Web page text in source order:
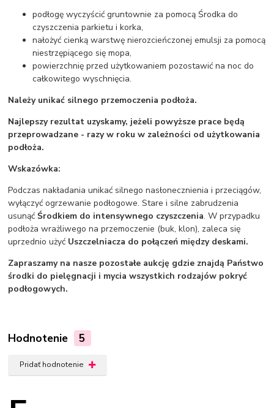
podłogę wyczyścić gruntownie za pomocą Środka do
czyszczenia parkietu i korka,
nałożyć cienką warstwę nierozcieńczonej emulsji za pomocą
niestrzępiącego się mopa,
powierzchnię przed użytkowaniem pozostawić na noc do
całkowitego wyschnięcia.
Należy unikać silnego przemoczenia podłoża.
Najlepszy rezultat uzyskamy, jeżeli powyższe prace będą
przeprowadzane - razy w roku w zależności od użytkowania
podłoża.
Wskazówka:
Podczas nakładania unikać silnego nasłonecznienia i przeciągów,
wyłączyć ogrzewanie podłogowe. Stare i silne zabrudzenia
usunąćŚrodkiem do intensywnego czyszczenia. W przypadku
podłoża wrażliwego na przemoczenie (buk, klon), zaleca się
uprzednio użyć Uszczelniacza do połączeń między deskami.
Zapraszamy na nasze pozostałe aukcję gdzie znajdą Państwo
środki do pielęgnacji i mycia wszystkich rodzajów pokryć
podłogowych.
Hodnotenie 5
Pridať hodnotenie